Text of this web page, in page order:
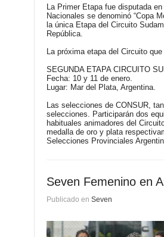
La Primer Etapa fue disputada
Nacionales se denominó “Copa
la única Etapa del Circuito
República.
La próxima etapa del Circuito
SEGUNDA ETAPA CIRCUITO
Fecha: 10 y 11 de enero.
Lugar: Mar del Plata, Argentina.
Las selecciones de CONSUR,
selecciones. Participarán dos
habituales animadores del
medalla de oro y plata
Selecciones Provinciales
Seven Femenino en
Publicado en Seven